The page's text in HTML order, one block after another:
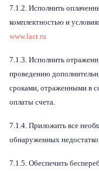
7.1.2. Исполнить
комплектностью и
www.lact.ru
7.1.3. Исполнить
проведению
сроками, отраженными в
оплаты счета.
7.1.4. Приложить все
обнаруженных
7.1.5. Обеспечить